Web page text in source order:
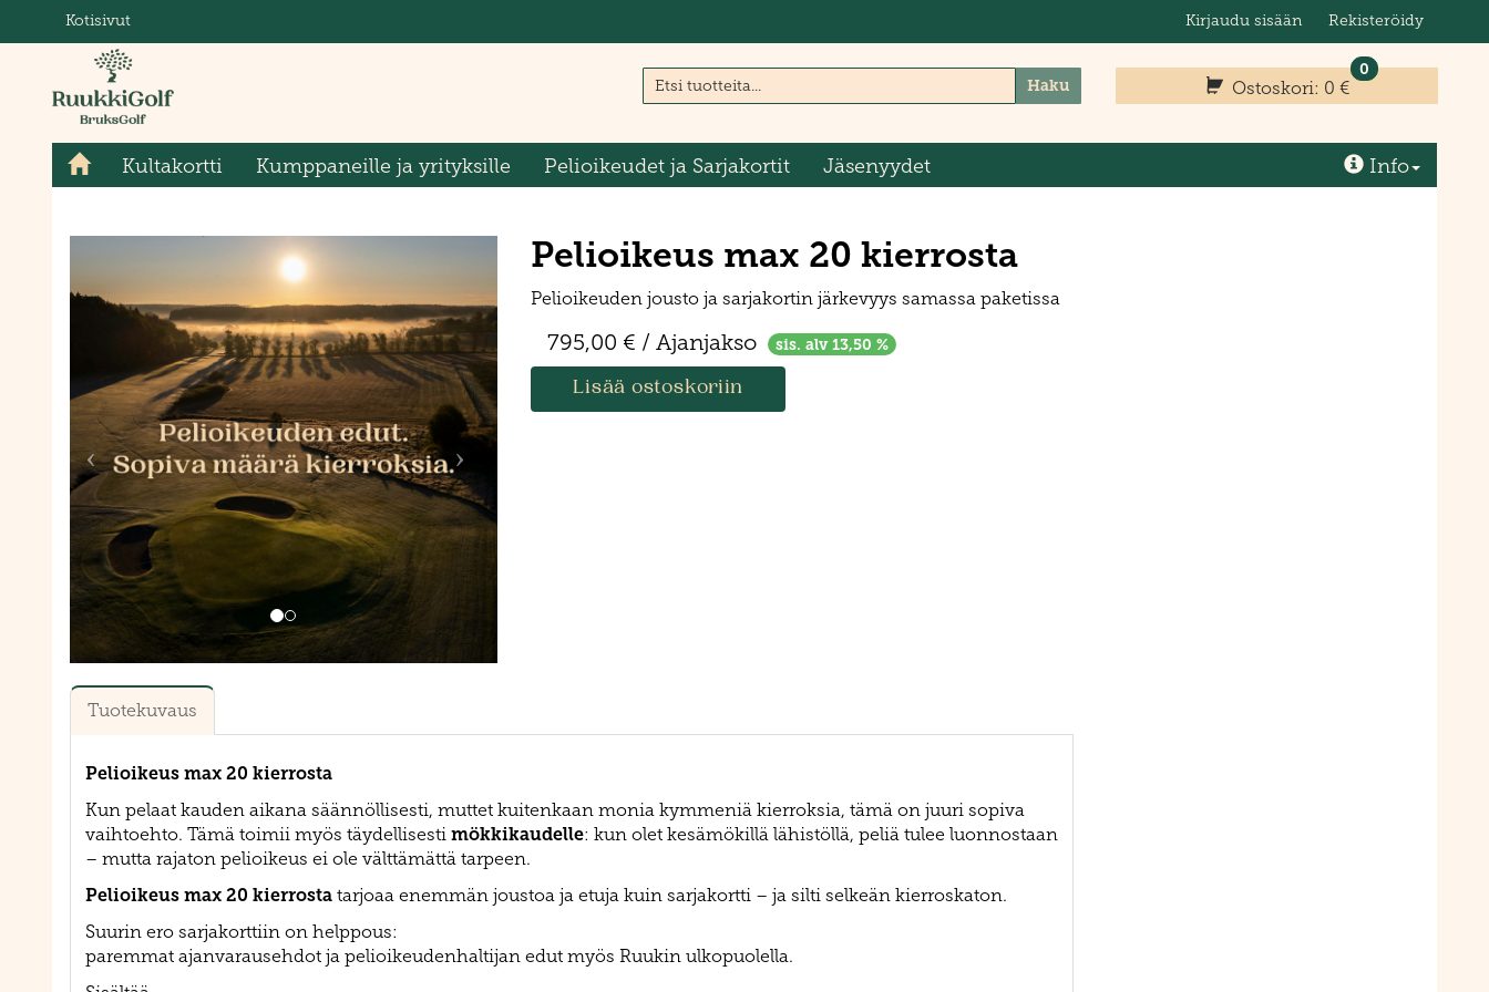
Kotisivut Kirjaudu sisään Rekisteröidy
Haku Ostoskori: 0 €
0
Kultakortti Kumppaneille ja yrityksille Pelioikeudet ja Sarjakortit Jäsenyydet Info
Pelioikeus max 20 kierrosta
Pelioikeuden jousto ja sarjakortin järkevyys samassa paketissa
795,00 € / Ajanjakso sis. alv 13,50 %
Lisää ostoskoriin
Tuotekuvaus
Pelioikeus max 20 kierrosta
Kun pelaat kauden aikana säännöllisesti, muttet kuitenkaan monia kymmeniä kierroksia, tämä on juuri sopiva
vaihtoehto. Tämä toimii myös täydellisesti mökkikaudelle: kun olet kesämökillä lähistöllä, peliä tulee luonnostaan
– mutta rajaton pelioikeus ei ole välttämättä tarpeen.
Pelioikeus max 20 kierrosta tarjoaa enemmän joustoa ja etuja kuin sarjakortti – ja silti selkeän kierroskaton.
Suurin ero sarjakorttiin on helppous:
paremmat ajanvarausehdot ja pelioikeudenhaltijan edut myös Ruukin ulkopuolella.